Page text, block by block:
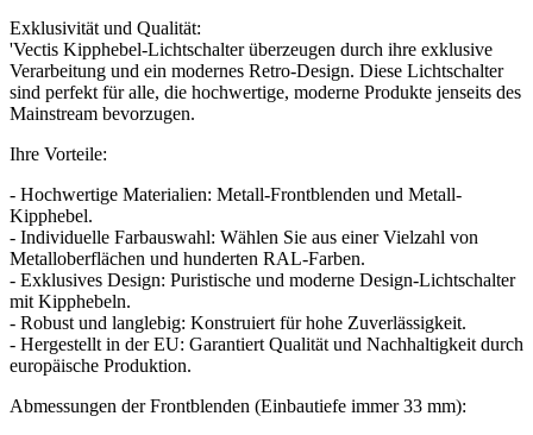
Exklusivität und Qualität:
'Vectis Kipphebel-Lichtschalter überzeugen durch ihre exklusive
Verarbeitung und ein modernes Retro-Design. Diese Lichtschalter
sind perfekt für alle, die hochwertige, moderne Produkte jenseits des
Mainstream bevorzugen.
Ihre Vorteile:
- Hochwertige Materialien: Metall-Frontblenden und Metall-
Kipphebel.
- Individuelle Farbauswahl: Wählen Sie aus einer Vielzahl von
Metalloberflächen und hunderten RAL-Farben.
- Exklusives Design: Puristische und moderne Design-Lichtschalter
mit Kipphebeln.
- Robust und langlebig: Konstruiert für hohe Zuverlässigkeit.
- Hergestellt in der EU: Garantiert Qualität und Nachhaltigkeit durch
europäische Produktion.
Abmessungen der Frontblenden (Einbautiefe immer 33 mm):